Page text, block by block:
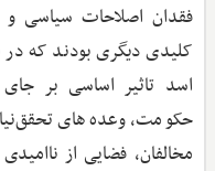
فقدان اصلاحات سیاسی و
کلیدی دیگری بودند که در
اسد تاثیر اساسی بر جای
حکومت، وعده‌های
مخالفان، فضایی از